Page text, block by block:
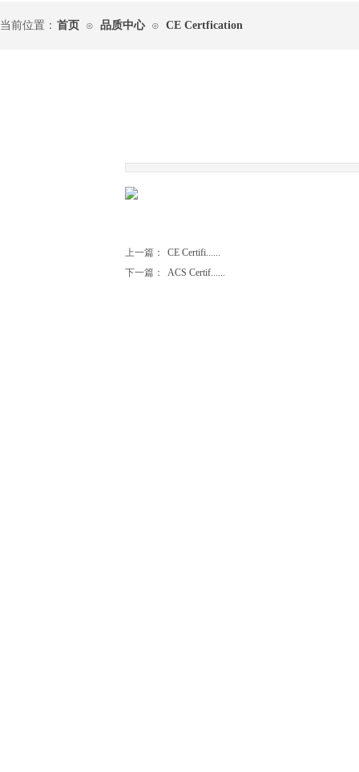
当前位置： 首页 ⊙ 品质中心 ⊙ CE Certfication
上一篇：
CE Certifi......
下一篇：
ACS Certif......